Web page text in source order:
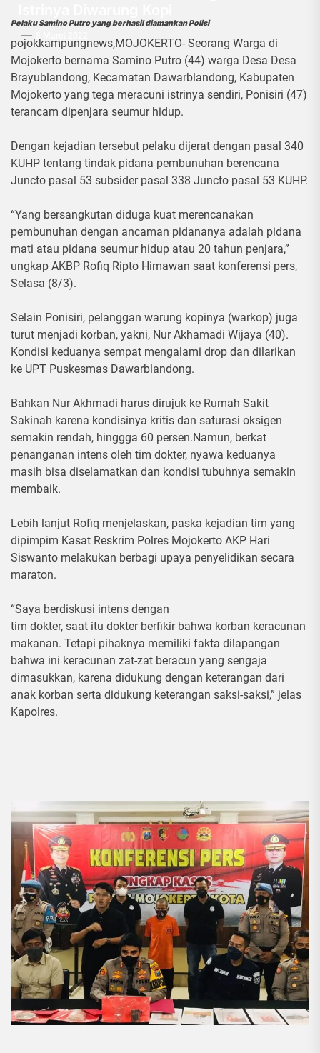
Pelaku Samino Putro yang berhasil diamankan Polisi
pojokkampungnews,MOJOKERTO- Seorang Warga di
Mojokerto bernama Samino Putro (44) warga Desa Desa
Brayublandong, Kecamatan Dawarblandong, Kabupaten
Mojokerto yang tega meracuni istrinya sendiri, Ponisiri (47)
terancam dipenjara seumur hidup.
Dengan kejadian tersebut pelaku dijerat dengan pasal 340
KUHP tentang tindak pidana pembunuhan berencana
Juncto pasal 53 subsider pasal 338 Juncto pasal 53 KUHP.
“Yang bersangkutan diduga kuat merencanakan
pembunuhan dengan ancaman pidananya adalah pidana
mati atau pidana seumur hidup atau 20 tahun penjara,”
ungkap AKBP Rofiq Ripto Himawan saat konferensi pers,
Selasa (8/3).
Selain Ponisiri, pelanggan warung kopinya (warkop) juga
turut menjadi korban, yakni, Nur Akhamadi Wijaya (40).
Kondisi keduanya sempat mengalami drop dan dilarikan
ke UPT Puskesmas Dawarblandong.
Bahkan Nur Akhmadi harus dirujuk ke Rumah Sakit
Sakinah karena kondisinya kritis dan saturasi oksigen
semakin rendah, hinggga 60 persen.Namun, berkat
penanganan intens oleh tim dokter, nyawa keduanya
masih bisa diselamatkan dan kondisi tubuhnya semakin
membaik.
Lebih lanjut Rofiq menjelaskan, paska kejadian tim yang
dipimpim Kasat Reskrim Polres Mojokerto AKP Hari
Siswanto melakukan berbagi upaya penyelidikan secara
maraton.
“Saya berdiskusi intens dengan
tim dokter, saat itu dokter berfikir bahwa korban keracunan
makanan. Tetapi pihaknya memiliki fakta dilapangan
bahwa ini keracunan zat-zat beracun yang sengaja
dimasukkan, karena didukung dengan keterangan dari
anak korban serta didukung keterangan saksi-saksi,” jelas
Kapolres.